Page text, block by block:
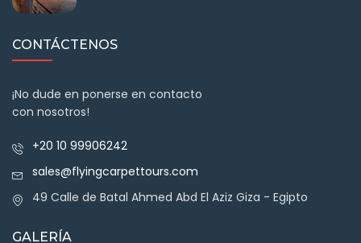
CONTÁCTENOS
¡No dude en ponerse en contacto
con nosotros!
+20 10 99906242
sales@flyingcarpettours.com
49 Calle de Batal Ahmed Abd El Aziz Giza - Egipto
GALERÍA